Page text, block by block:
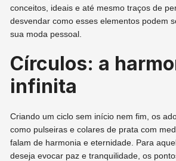
conceitos, ideais e até mesmo traços de
desvendar como esses elementos podem
sua moda pessoal.
Círculos: a
infinita
Criando um ciclo sem início nem fim, os
como pulseiras e colares de prata com
falam de harmonia e eternidade. Para
deseja evocar paz e tranquilidade, os